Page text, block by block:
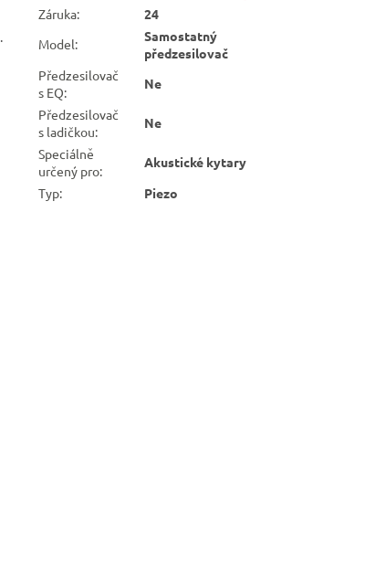
Záruka:
24
Model:
Samostatný
předzesilovač
Předzesilovač
s EQ:
Ne
Předzesilovač
s ladičkou:
Ne
Speciálně
určený pro:
Akustické kytary
Typ: Piezo